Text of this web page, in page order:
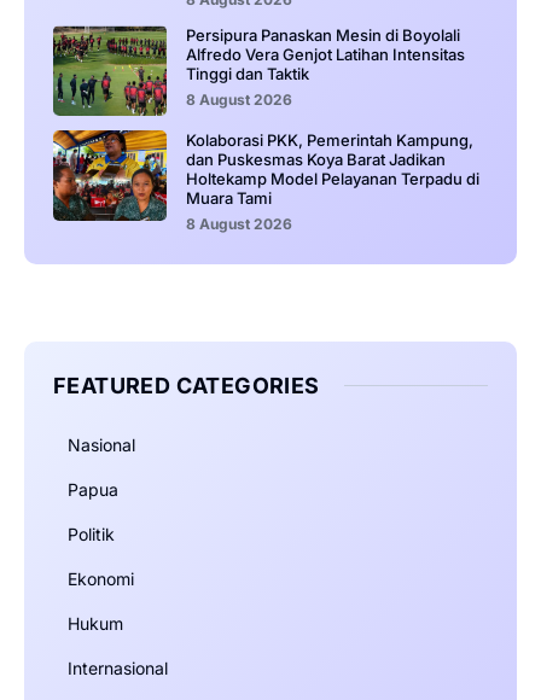
Persipura Panaskan Mesin di Boyolali
Alfredo Vera Genjot Latihan Intensitas
Tinggi dan Taktik
8 August 2026
Kolaborasi PKK, Pemerintah Kampung,
dan Puskesmas Koya Barat Jadikan
Holtekamp Model Pelayanan Terpadu di
Muara Tami
8 August 2026
FEATURED CATEGORIES
Nasional
Papua
Politik
Ekonomi
Hukum
Internasional